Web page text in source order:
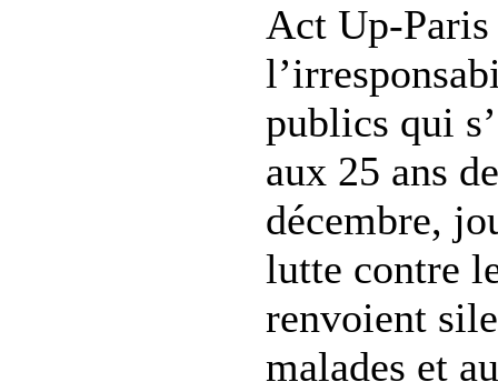
Act Up-Paris
publics qui
aux 25 ans
décembre,
lutte contre
renvoient
malades et